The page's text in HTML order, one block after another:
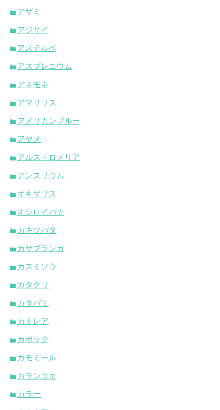
アザミ
アジサイ
アスチルベ
アスプレニウム
アネモネ
アマリリス
アメリカンブルー
アヤメ
アルストロメリア
アンスリウム
オキザリス
オシロイバナ
カキツバタ
カサブランカ
カスミソウ
カタクリ
カタバミ
カトレア
カポック
カモミール
カランコエ
カラー